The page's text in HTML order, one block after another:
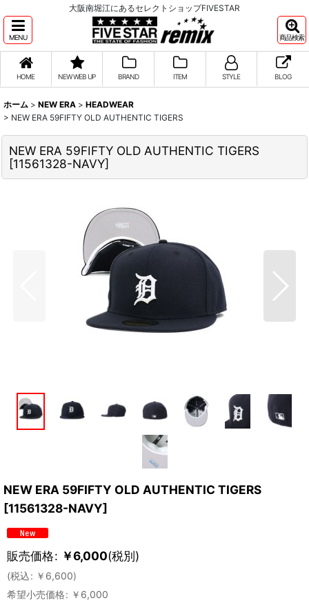
大阪南堀江にあるセレクトショップFIVESTAR
MENU 商品検索
HOME NEW WEB UP BRAND ITEM STYLE BLOG
ホーム > NEW ERA > HEADWEAR
> NEW ERA 59FIFTY OLD AUTHENTIC TIGERS
NEW ERA 59FIFTY OLD AUTHENTIC TIGERS
[11561328-NAVY]
NEW ERA 59FIFTY OLD AUTHENTIC TIGERS
[11561328-NAVY]
販売価格: ￥6,000(税別)
(税込: ￥ 6,600)
希望小売価格: ￥ 6,000